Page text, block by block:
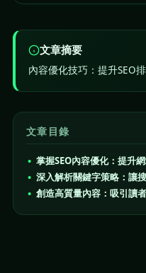
文章摘要
內容優化技巧：提升SEO
文章目錄
掌握SEO內容優化：提升
深入解析關鍵字策略：讓
創造高質量內容：吸引讀